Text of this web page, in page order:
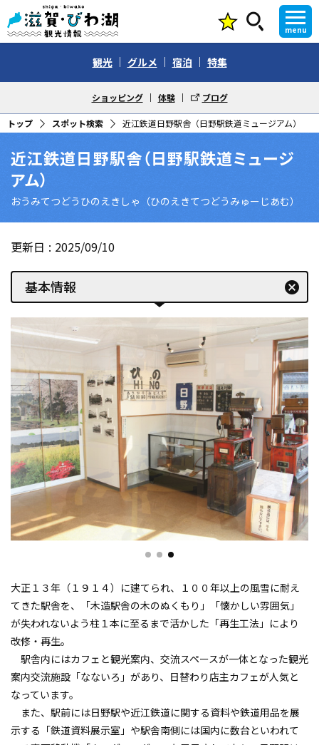
menu
観光 グルメ 宿泊 特集
ショッピング 体験 ブログ
トップ スポット検索 近江鉄道日野駅舎（日野駅鉄道ミュージアム）
近江鉄道日野駅舎（日野駅鉄道ミュージ
アム）
おうみてつどうひのえきしゃ（ひのえきてつどうみゅーじあむ）
更新日 2025/09/10
基本情報 cancel
大正１３年（１９１４）に建てられ、１００年以上の風雪に耐え
てきた駅舎を、「木造駅舎の木のぬくもり」「懐かしい雰囲気」
が失われないよう柱１本に至るまで活かした「再生工法」により
改修・再生。
駅舎内にはカフェと観光案内、交流スペースが一体となった観光
案内交流施設「なないろ」があり、日替わり店主カフェが人気と
なっています。
また、駅前には日野駅や近江鉄道に関する資料や鉄道用品を展
示する「鉄道資料展示室」や駅舎南側には国内に数台といわれて